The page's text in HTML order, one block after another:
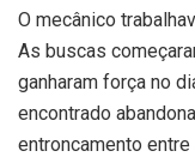
O mecânico
As buscas
ganharam força no
encontrado
entroncamento